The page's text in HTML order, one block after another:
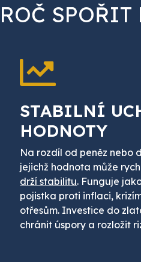
SPOŘIT
STABILNÍ
HODNOTY
Na rozdíl od peněz nebo
jejichž hodnota může
drží stabilitu. Funguje
pojistka proti inflaci,
otřesům. Investice do
chránit úspory a rozložit